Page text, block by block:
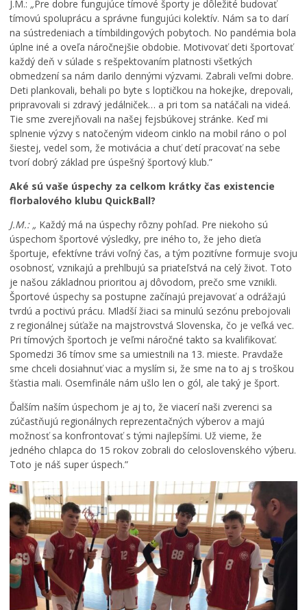
J.M.: „Pre dobre fungujúce tímové športy je dôležité budovať
tímovú spoluprácu a správne fungujúci kolektív. Nám sa to darí
na sústredeniach a tímbildingových pobytoch. No pandémia bola
úplne iné a oveľa náročnejšie obdobie. Motivovať deti športovať
každý deň v súlade s rešpektovaním platnosti všetkých
obmedzení sa nám darilo dennými výzvami. Zabrali veľmi dobre.
Deti plankovali, behali po byte s loptičkou na hokejke, drepovali,
pripravovali si zdravý jedálniček… a pri tom sa natáčali na videá.
Tie sme zverejňovali na našej fejsbúkovej stránke. Keď mi
splnenie výzvy s natočeným videom cinklo na mobil ráno o pol
šiestej, vedel som, že motivácia a chuť detí pracovať na sebe
tvorí dobrý základ pre úspešný športový klub.”
Aké sú vaše úspechy za celkom krátky čas existencie
florbalového klubu QuickBall?
J.M.: „ Každý má na úspechy rôzny pohľad. Pre niekoho sú
úspechom športové výsledky, pre iného to, že jeho dieťa
športuje, efektívne trávi voľný čas, a tým pozitívne formuje svoju
osobnosť, vznikajú a prehlbujú sa priateľstvá na celý život. Toto
je našou základnou prioritou aj dôvodom, prečo sme vznikli.
Športové úspechy sa postupne začínajú prejavovať a odrážajú
tvrdú a poctivú prácu. Mladší žiaci sa minulú sezónu prebojovali
z regionálnej súťaže na majstrovstvá Slovenska, čo je veľká vec.
Pri tímových športoch je veľmi náročné takto sa kvalifikovať.
Spomedzi 36 tímov sme sa umiestnili na 13. mieste. Pravdaže
sme chceli dosiahnuť viac a myslím si, že sme na to aj s troškou
šťastia mali. Osemfinále nám ušlo len o gól, ale taký je šport.
Ďalším naším úspechom je aj to, že viacerí naši zverenci sa
zúčastňujú regionálnych reprezentačných výberov a majú
možnosť sa konfrontovať s tými najlepšími. Už vieme, že
jedného chlapca do 15 rokov zobrali do celoslovenského výberu.
Toto je náš super úspech.”
p
ä
ť
o
ž
i
l
v
L
e
v
o
i
:
š
t
v
r
t
ý
r
o
č
n
í
k
f
e
s
t
i
v
a
l
u
f
i
l
m
o
v
e